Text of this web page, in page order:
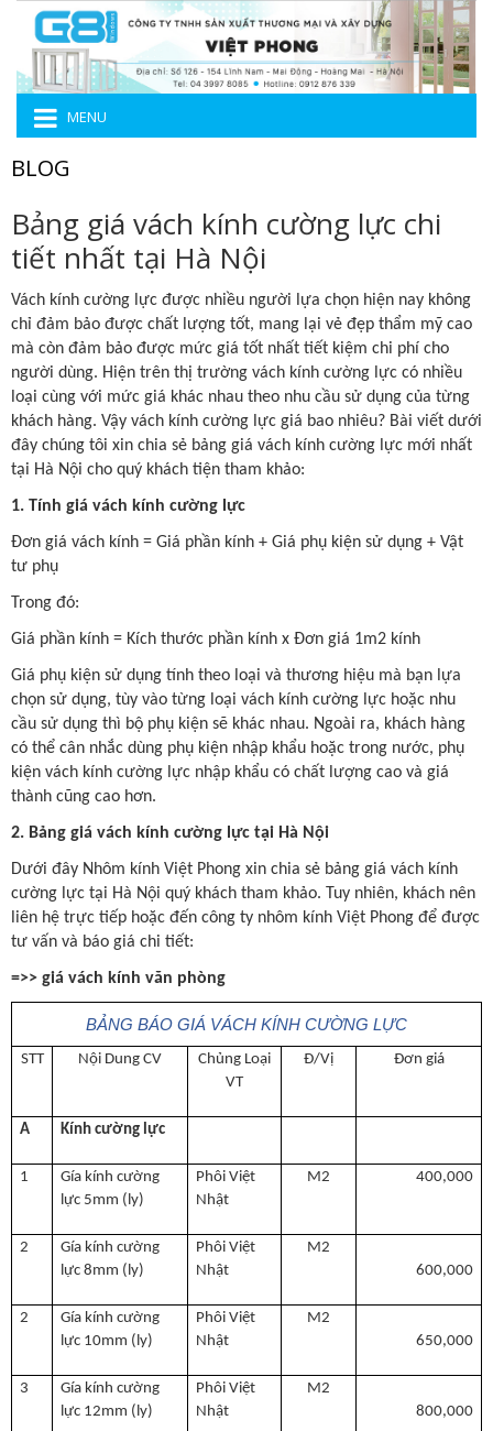
MENU
BLOG
Bảng giá vách kính cường lực chi
tiết nhất tại Hà Nội
Vách kính cường lực được nhiều người lựa chọn hiện nay không
chỉ đảm bảo được chất lượng tốt, mang lại vẻ đẹp thẩm mỹ cao
mà còn đảm bảo được mức giá tốt nhất tiết kiệm chi phí cho
người dùng. Hiện trên thị trường vách kính cường lực có nhiều
loại cùng với mức giá khác nhau theo nhu cầu sử dụng của từng
khách hàng. Vậy vách kính cường lực giá bao nhiêu? Bài viết dưới
đây chúng tôi xin chia sẻ bảng giá vách kính cường lực mới nhất
tại Hà Nội cho quý khách tiện tham khảo:
1. Tính giá vách kính cường lực
Đơn giá vách kính = Giá phần kính + Giá phụ kiện sử dụng + Vật
tư phụ
Trong đó:
Giá phần kính = Kích thước phần kính x Đơn giá 1m2 kính
Giá phụ kiện sử dụng tính theo loại và thương hiệu mà bạn lựa
chọn sử dụng, tùy vào từng loại vách kính cường lực hoặc nhu
cầu sử dụng thì bộ phụ kiện sẽ khác nhau. Ngoài ra, khách hàng
có thể cân nhắc dùng phụ kiện nhập khẩu hoặc trong nước, phụ
kiện vách kính cường lực nhập khẩu có chất lượng cao và giá
thành cũng cao hơn.
2. Bảng giá vách kính cường lực tại Hà Nội
Dưới đây Nhôm kính Việt Phong xin chia sẻ bảng giá vách kính
cường lực tại Hà Nội quý khách tham khảo. Tuy nhiên, khách nên
liên hệ trực tiếp hoặc đến công ty nhôm kính Việt Phong để được
tư vấn và báo giá chi tiết:
=>> giá vách kính văn phòng
BẢNG BÁO GIÁ VÁCH KÍNH CƯỜNG LỰC
STT Nội Dung CV
Chủng Loại
VT
Đ/Vị Đơn giá
A Kính cường lực
1
Gía kính cường
lực 5mm (ly)
Phôi Việt
Nhật
M2 400,000
2
Gía kính cường
lực 8mm (ly)
Phôi Việt
Nhật
M2
600,000
2
Gía kính cường
lực 10mm (ly)
Phôi Việt
Nhật
M2
650,000
3
Gía kính cường
lực 12mm (ly)
Phôi Việt
Nhật
M2
800,000